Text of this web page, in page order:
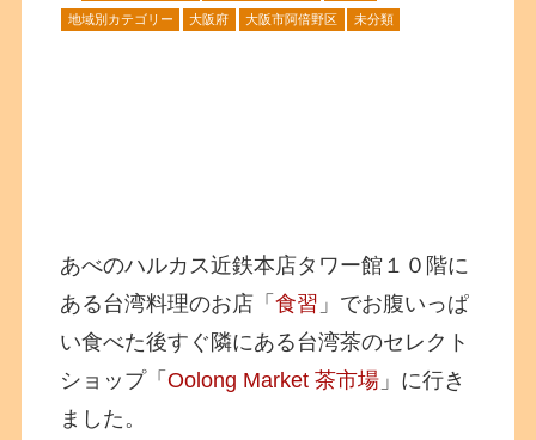
地域別カテゴリー 大阪府 大阪市阿倍野区 未分類
あべのハルカス近鉄本店タワー館１０階に
ある台湾料理のお店「食習 」でお腹いっぱ
い食べた後すぐ隣にある台湾茶のセレクト
ショップ「Oolong Market 茶市場 」に行き
ました。